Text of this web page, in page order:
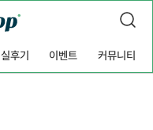
실후기 이벤트 커뮤니티